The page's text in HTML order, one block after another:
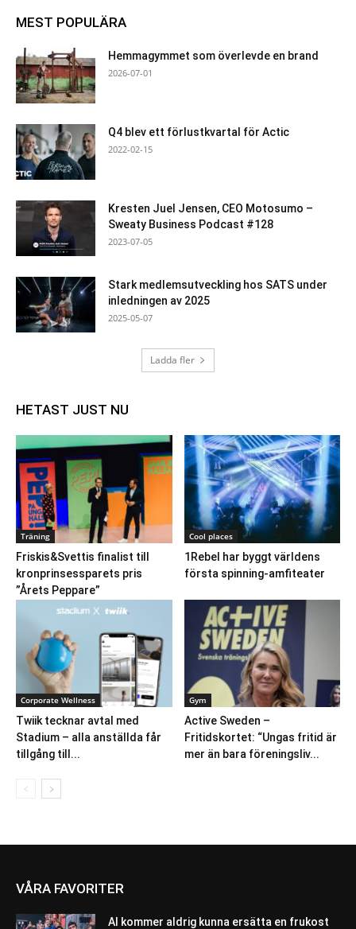
MEST POPULÄRA
Hemmagymmet som överlevde en brand
2026-07-01
Q4 blev ett förlustkvartal för Actic
2022-02-15
Kresten Juel Jensen, CEO Motosumo –
Sweaty Business Podcast #128
2023-07-05
Stark medlemsutveckling hos SATS under
inledningen av 2025
2025-05-07
Ladda fler
HETAST JUST NU
Träning
Friskis&Svettis finalist till
kronprinsessparets pris
”Årets Peppare”
Cool places
1Rebel har byggt världens
första spinning-amfiteater
Corporate Wellness
Twiik tecknar avtal med
Stadium – alla anställda får
tillgång till...
Gym
Active Sweden –
Fritidskortet: “Ungas fritid är
mer än bara föreningsliv...
VÅRA FAVORITER
AI kommer aldrig kunna ersätta en frukost